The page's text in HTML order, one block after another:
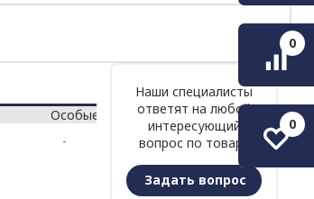
0
0
Особые свойства
- В корзину
Наши специалисты
ответят на любой
интересующий
вопрос по товару
Задать вопрос